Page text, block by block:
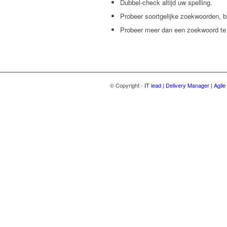
Dubbel-check altijd uw spelling.
Probeer soortgelijke zoekwoorden,
Probeer meer dan een zoekwoord
© Copyright - IT lead | Delivery Manager |